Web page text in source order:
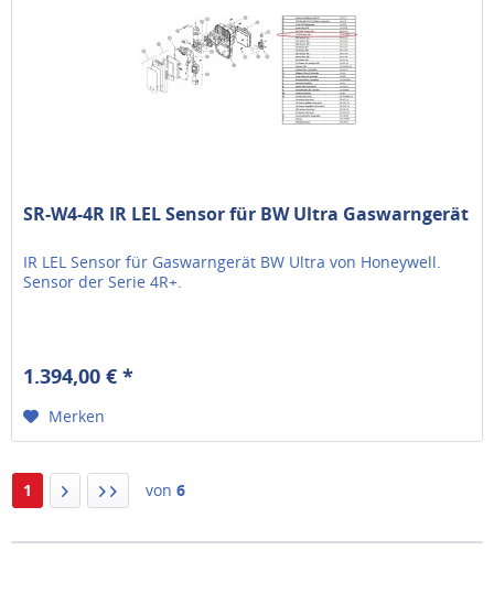
SR-W4-4R IR LEL Sensor für BW Ultra Gaswarngerät
IR LEL Sensor für Gaswarngerät BW Ultra von Honeywell.
Sensor der Serie 4R+.
1.394,00 € *
Merken
1 von 6